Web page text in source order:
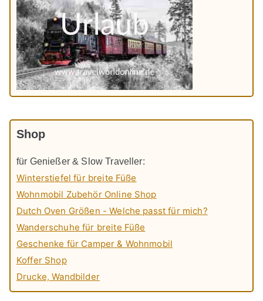
Shop
für Genießer & Slow Traveller:
Winterstiefel für breite Füße
Wohnmobil Zubehör Online Shop
Dutch Oven Größen - Welche passt für mich?
Wanderschuhe für breite Füße
Geschenke für Camper & Wohnmobil
Koffer Shop
Drucke, Wandbilder